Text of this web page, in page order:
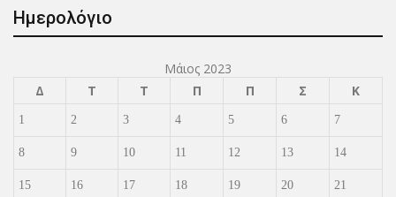
Ημερολόγιο
Μάιος 2023
Δ
Τ Τ Π Π Σ Κ
1 2 3 4 5 6 7
8 9 10 11 12 13 14
15 16 17 18 19 20 21